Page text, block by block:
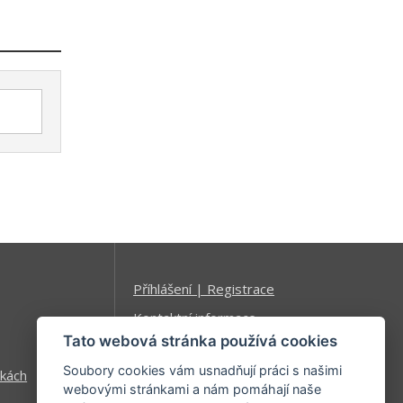
Příhlášení | Registrace
Kontaktní informace
Mapa stránek
Tato webová stránka používá cookies
Soubory cookies vám usnadňují práci s našimi
webovými stránkami a nám pomáhají naše